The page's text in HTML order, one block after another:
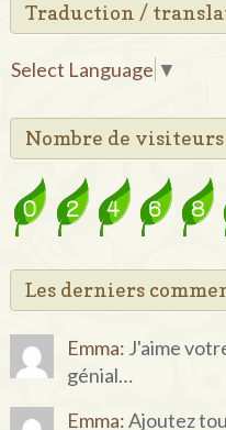
Traduction /
Select Language ▼
Nombre de visiteurs
Les derniers
Emma: J'aime
génial…
Emma:Ajoutez